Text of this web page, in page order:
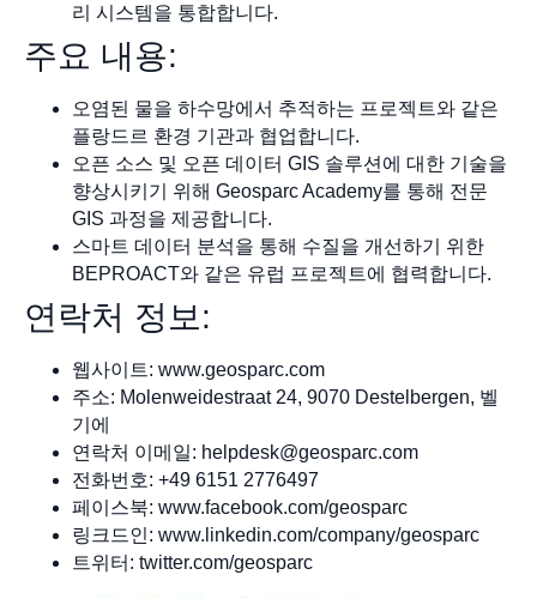
리 시스템을 통합합니다.
주요 내용:
오염된 물을 하수망에서 추적하는 프로젝트와 같은
플랑드르 환경 기관과 협업합니다.
오픈 소스 및 오픈 데이터 GIS 솔루션에 대한 기술을
향상시키기 위해 Geosparc Academy를 통해 전문
GIS 과정을 제공합니다.
스마트 데이터 분석을 통해 수질을 개선하기 위한
BEPROACT와 같은 유럽 프로젝트에 협력합니다.
연락처 정보:
웹사이트: www.geosparc.com
주소: Molenweidestraat 24, 9070 Destelbergen, 벨
기에
연락처 이메일: helpdesk@geosparc.com
전화번호: +49 6151 2776497
페이스북: www.facebook.com/geosparc
링크드인: www.linkedin.com/company/geosparc
트위터: twitter.com/geosparc